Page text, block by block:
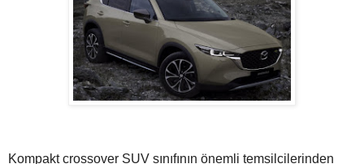
Kompakt crossover SUV sınıfının önemli temsilcilerinden